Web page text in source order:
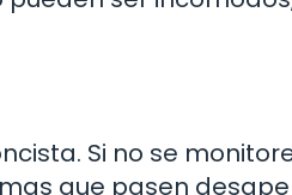
Si no se
que pasen